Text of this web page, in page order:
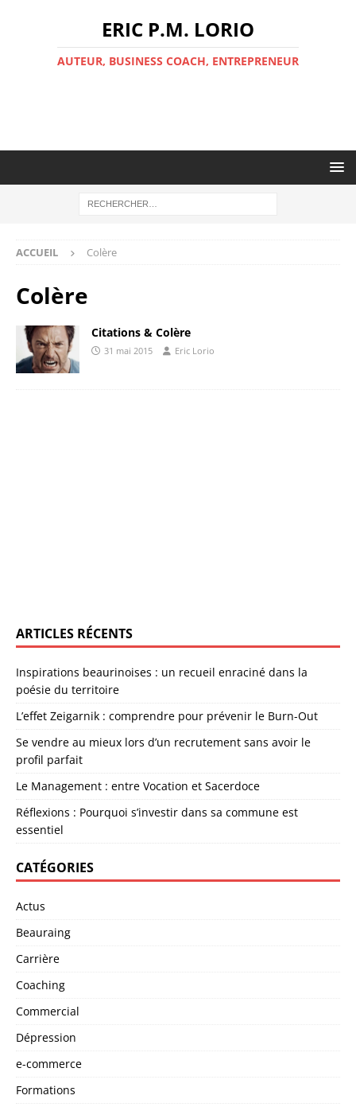
ERIC P.M. LORIO
AUTEUR, BUSINESS COACH, ENTREPRENEUR
ACCUEIL Colère
Colère
Citations & Colère
31 mai 2015 Eric Lorio
ARTICLES RÉCENTS
Inspirations beaurinoises : un recueil enraciné dans la
poésie du territoire
L’effet Zeigarnik : comprendre pour prévenir le Burn-Out
Se vendre au mieux lors d’un recrutement sans avoir le
profil parfait
Le Management : entre Vocation et Sacerdoce
Réflexions : Pourquoi s’investir dans sa commune est
essentiel
CATÉGORIES
Actus
Beauraing
Carrière
Coaching
Commercial
Dépression
e-commerce
Formations